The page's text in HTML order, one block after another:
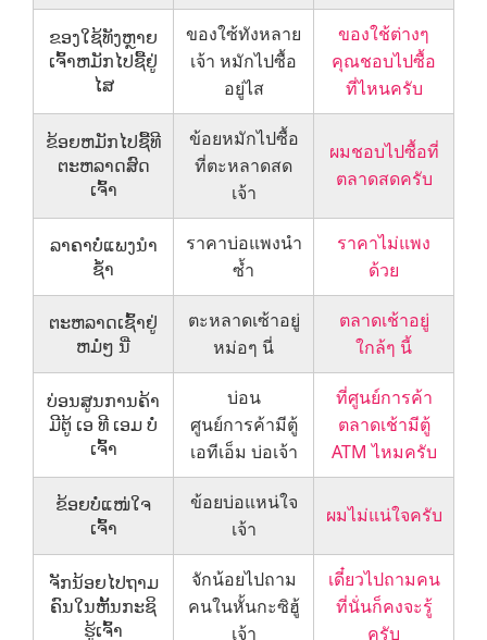
ຂອງໃຊ້ທັງຫຼາຍ
ເຈົ້າຫມັກໄປຊື້ຢູ່
ໄສ
ของใซ้ทังหลาย
เจ้า หมักไปซื้อ
อยู่ไส
ของใช้ต่างๆ
คุณชอบไปซื้อ
ที่ไหนครับ
ຂ້ອຍຫມັກໄປຊື້ທີ
ຕະຫລາດສົດ
ເຈົ້າ
ข้อยหมักไปซื้อ
ที่ตะหลาดสด
เจ้า
ผมชอบไปซื้อที่
ตลาดสดครับ
ລາຄາບໍ່ແພງນຳ
ຊ້ຳ
ราคาบ่อแพงนำ
ซ้ำ
ราคาไม่แพง
ด้วย
ຕະຫລາດເຊົ້າຢູ່
ຫມໍ່ໆ ນີ່
ตะหลาดเซ้าอยู่
หม่อๆ นี่
ตลาดเช้าอยู่
ใกล้ๆ นี้
ບ່ອນສູນການຄ້າ
ມີຕູ້ ເອ ທີ ເອມ ບໍ່
ເຈົ້າ
บ่อน
ศูนย์การค้ามีตู้
เอทีเอ็ม บ่อเจ้า
ที่ศูนย์การค้า
ตลาดเช้ามีตู้
ATM ไหมครับ
ຂ້ອຍບໍ່ແໜ່ໃຈ
ເຈົ້າ
ข้อยบ่อแหน่ใจ
เจ้า
ผมไม่แน่ใจครับ
ຈັກນ້ອຍໄປຖາມ
ຄົນໃນຫັ້ນກະຊິ
ຮູ້ເຈົ້າ
จักน้อยไปถาม
คนในหั้นกะซิฮู้
เจ้า
เดี๋ยวไปถามคน
ที่นั่นก็คงจะรู้
ครับ